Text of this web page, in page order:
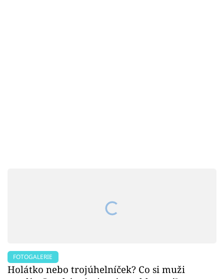
FOTOGALERIE
Holátko nebo trojúhelníček? Co si muži